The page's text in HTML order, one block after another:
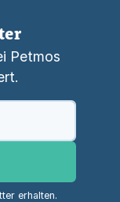
Petmos
erhalten.